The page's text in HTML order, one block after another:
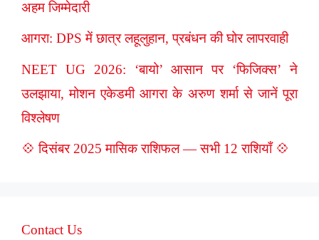
अहम जिम्मेदारी
आगरा: DPS में छात्र लहूलुहान, प्रबंधन की घोर लापरवाही
NEET UG 2026: ‘बायो’ आसान पर ‘फिजिक्स’ ने
उलझाया, मोशन एकेडमी आगरा के अरुण शर्मा से जानें पूरा
विश्लेषण
💠 दिसंबर 2025 मासिक राशिफल — सभी 12 राशियाँ 💠
Contact Us